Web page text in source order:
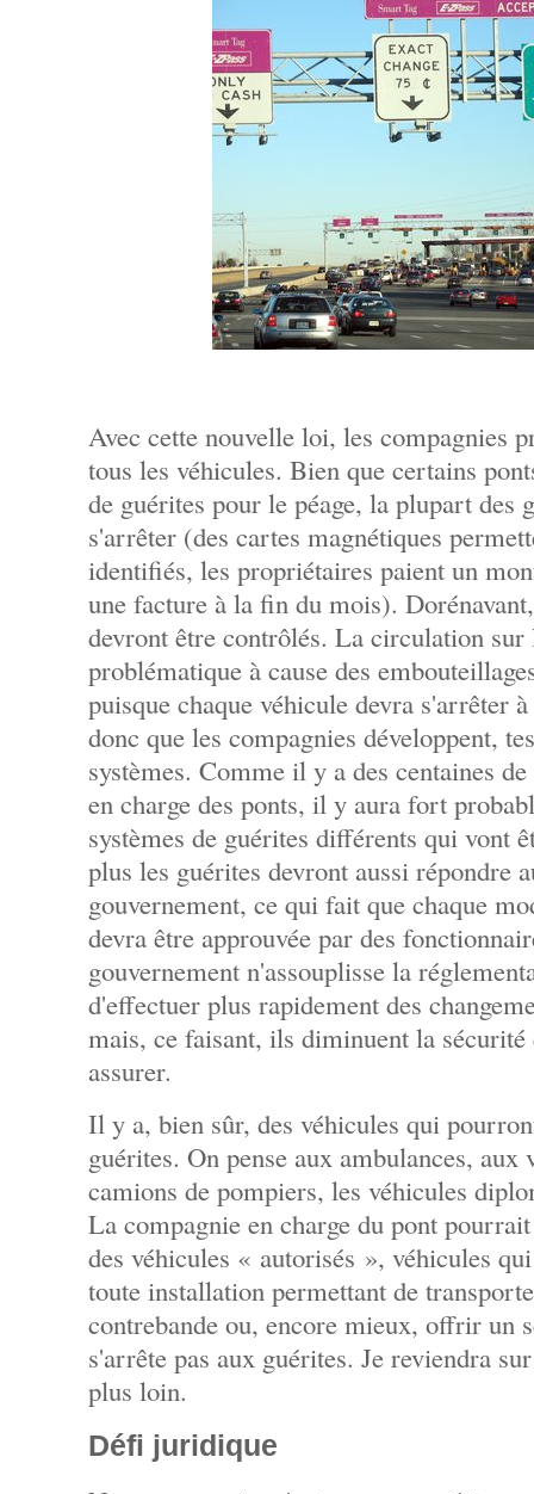
Avec cette nouvelle loi, les compagnies
tous les véhicules. Bien que certains
de guérites pour le péage, la plupart des
s'arrêter (des cartes magnétiques
identifiés, les propriétaires paient un
une facture à la fin du mois).
devront être contrôlés. La circulation sur
problématique à cause des
puisque chaque véhicule devra s'arrêter
donc que les compagnies développent,
systèmes. Comme il y a des centaines
en charge des ponts, il y aura fort
systèmes de guérites différents qui vont
plus les guérites devront aussi répondre
gouvernement, ce qui fait que chaque
devra être approuvée par des
gouvernement n'assouplisse la
d'effectuer plus rapidement des
mais, ce faisant, ils diminuent la sécurité
assurer.
Il y a, bien sûr, des véhicules qui
guérites. On pense aux ambulances,
camions de pompiers, les véhicules
La compagnie en charge du pont
des véhicules « autorisés », véhicules
toute installation permettant de
contrebande ou, encore mieux, offrir un
s'arrête pas aux guérites. Je reviendra
plus loin.
Défi juridique